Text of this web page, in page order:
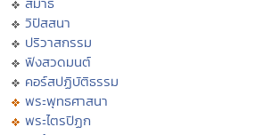
วิปัสสนา
ปริวาสกรรม
ฟังสวดมนต์
คอร์สปฏิบัติธรรม
พระพุทธศาสนา
พระไตรปิฏก